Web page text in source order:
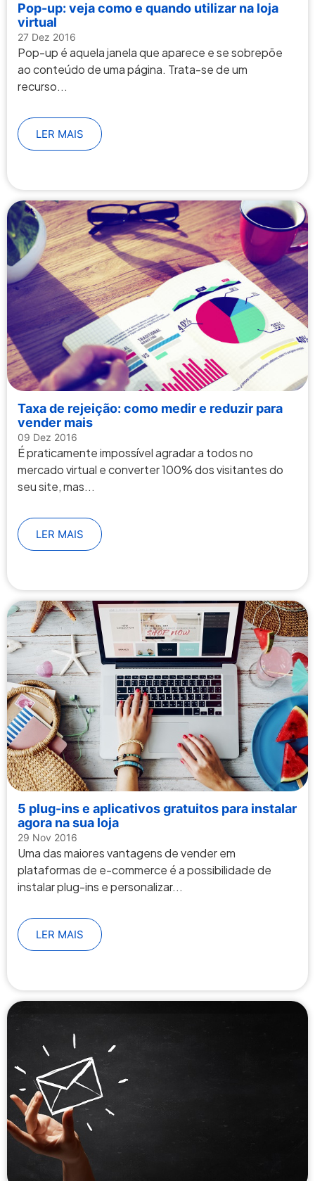
Pop-up: veja como e quando utilizar na loja
virtual
27 Dez 2016
Pop-up é aquela janela que aparece e se sobrepõe
ao conteúdo de uma página. Trata-se de um
recurso...
LER MAIS
Taxa de rejeição: como medir e reduzir para
vender mais
09 Dez 2016
É praticamente impossível agradar a todos no
mercado virtual e converter 100% dos visitantes do
seu site, mas...
LER MAIS
5 plug-ins e aplicativos gratuitos para instalar
agora na sua loja
29 Nov 2016
Uma das maiores vantagens de vender em
plataformas de e-commerce é a possibilidade de
instalar plug-ins e personalizar...
LER MAIS